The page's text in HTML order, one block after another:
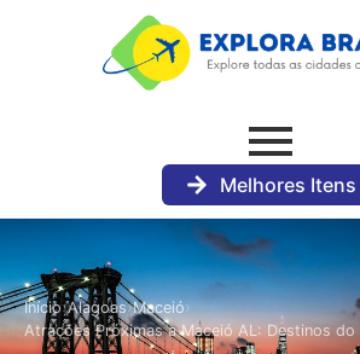
Melhores Itens
Início›Alagoas›Maceió›
Atrações Próximas a Maceió AL: Destinos